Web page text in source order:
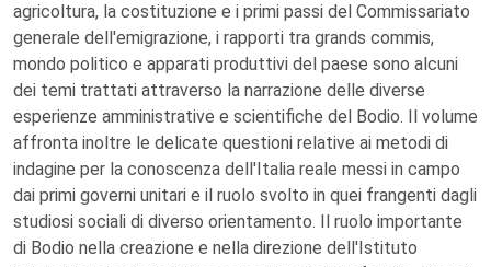
agricoltura, la costituzione e i primi passi del Commissariato
generale dell'emigrazione, i rapporti tra grands commis,
mondo politico e apparati produttivi del paese sono alcuni
dei temi trattati attraverso la narrazione delle diverse
esperienze amministrative e scientifiche del Bodio. Il volume
affronta inoltre le delicate questioni relative ai metodi di
indagine per la conoscenza dell'Italia reale messi in campo
dai primi governi unitari e il ruolo svolto in quei frangenti dagli
studiosi sociali di diverso orientamento. Il ruolo importante
di Bodio nella creazione e nella direzione dell'Istituto